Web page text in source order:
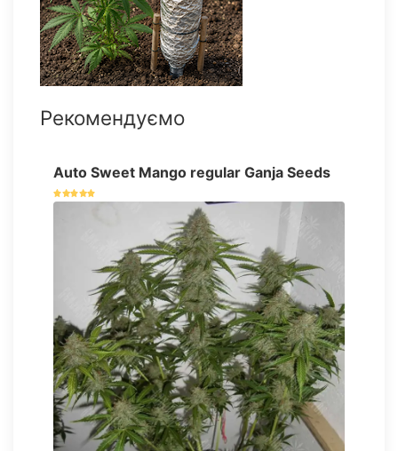
Рекомендуємо
Auto Sweet Mango regular Ganja Seeds